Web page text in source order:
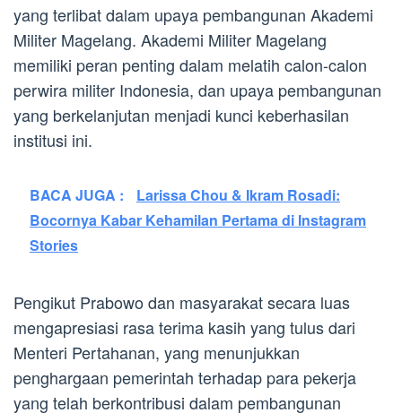
yang terlibat dalam upaya pembangunan Akademi
Militer Magelang. Akademi Militer Magelang
memiliki peran penting dalam melatih calon-calon
perwira militer Indonesia, dan upaya pembangunan
yang berkelanjutan menjadi kunci keberhasilan
institusi ini.
BACA JUGA :
Larissa Chou & Ikram Rosadi:
Bocornya Kabar Kehamilan Pertama di Instagram
Stories
Pengikut Prabowo dan masyarakat secara luas
mengapresiasi rasa terima kasih yang tulus dari
Menteri Pertahanan, yang menunjukkan
penghargaan pemerintah terhadap para pekerja
yang telah berkontribusi dalam pembangunan